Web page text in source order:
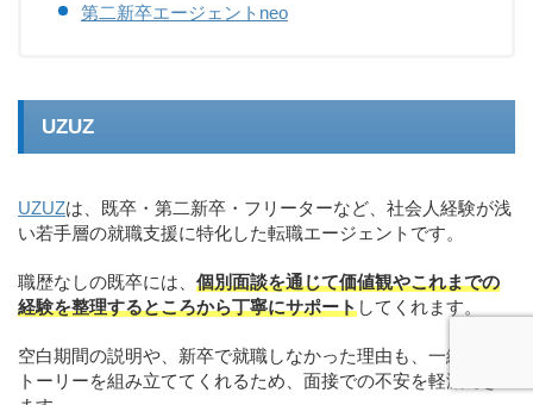
第二新卒エージェントneo
UZUZ
UZUZは、既卒・第二新卒・フリーターなど、社会人経験が浅
い若手層の就職支援に特化した転職エージェントです。
職歴なしの既卒には、 個別面談を通じて価値観やこれまでの
経験を整理するところから丁寧にサポートしてくれます。
空白期間の説明や、新卒で就職しなかった理由も、一緒にス
トーリーを組み立ててくれるため、面接での不安を軽減でき